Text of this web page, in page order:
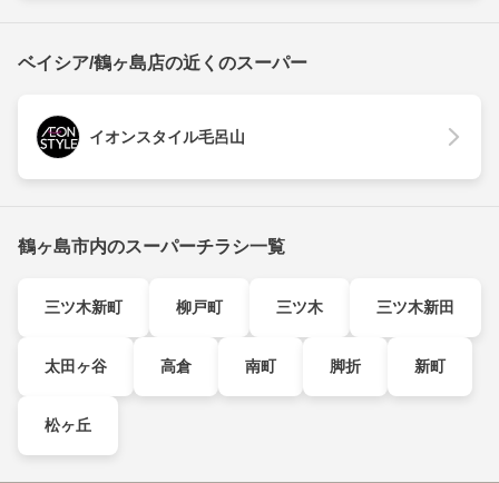
ベイシア/鶴ヶ島店の近くのスーパー
イオンスタイル毛呂山
鶴ヶ島市内のスーパーチラシ一覧
三ツ木新町 柳戸町 三ツ木 三ツ木新田
太田ヶ谷 高倉 南町 脚折 新町
松ヶ丘